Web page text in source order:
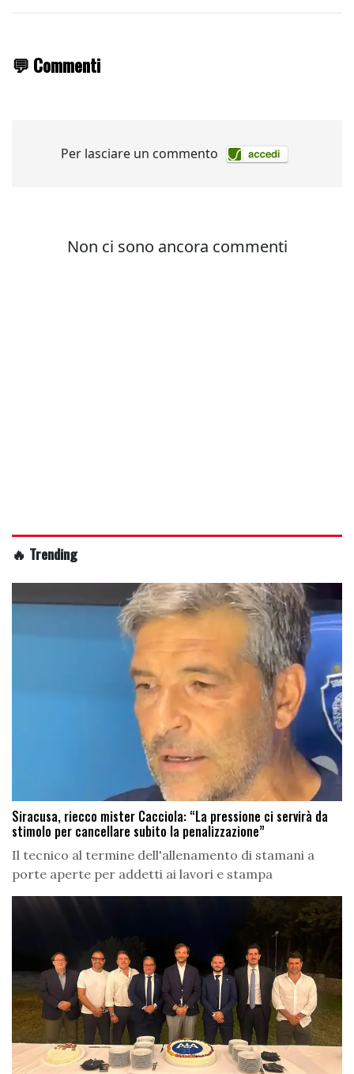
💬 Commenti
🔥 Trending
Siracusa, riecco mister Cacciola: “La pressione ci servirà da
stimolo per cancellare subito la penalizzazione”
Il tecnico al termine dell'allenamento di stamani a
porte aperte per addetti ai lavori e stampa